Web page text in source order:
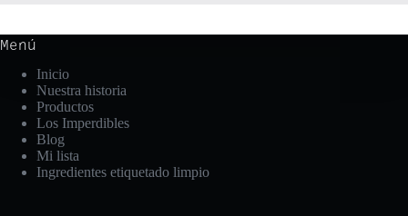
Menú
Inicio
Nuestra historia
Productos
Los Imperdibles
Blog
Mi lista
Ingredientes etiquetado limpio